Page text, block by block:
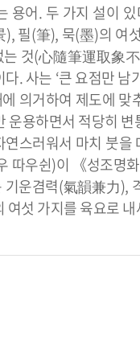
용어. 두 가지 설
필(筆), 묵(墨)의 여
것(心隨筆運取象
. 사는 ‘큰 요점만
의거하여 제도에
용하면서 적당히
스러워서 마치 붓
우쉰)이 《성조명
운겸력(氣韻兼力
섯 가지를 육요로 내